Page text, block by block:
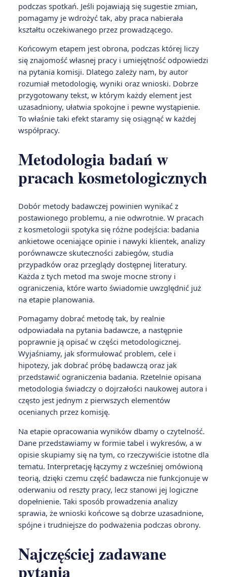
podczas spotkań. Jeśli pojawiają się sugestie zmian,
pomagamy je wdrożyć tak, aby praca nabierała
kształtu oczekiwanego przez prowadzącego.
Końcowym etapem jest obrona, podczas której liczy
się znajomość własnej pracy i umiejętność odpowiedzi
na pytania komisji. Dlatego zależy nam, by autor
rozumiał metodologię, wyniki oraz wnioski. Dobrze
przygotowany tekst, w którym każdy element jest
uzasadniony, ułatwia spokojne i pewne wystąpienie.
To właśnie taki efekt staramy się osiągnąć w każdej
współpracy.
Metodologia badań w
pracach kosmetologicznych
Dobór metody badawczej powinien wynikać z
postawionego problemu, a nie odwrotnie. W pracach
z kosmetologii spotyka się różne podejścia: badania
ankietowe oceniające opinie i nawyki klientek, analizy
porównawcze skuteczności zabiegów, studia
przypadków oraz przeglądy dostępnej literatury.
Każda z tych metod ma swoje mocne strony i
ograniczenia, które warto świadomie uwzględnić już
na etapie planowania.
Pomagamy dobrać metodę tak, by realnie
odpowiadała na pytania badawcze, a następnie
poprawnie ją opisać w części metodologicznej.
Wyjaśniamy, jak sformułować problem, cele i
hipotezy, jak dobrać próbę badawczą oraz jak
przedstawić ograniczenia badania. Rzetelnie opisana
metodologia świadczy o dojrzałości naukowej autora i
często jest jednym z pierwszych elementów
ocenianych przez komisję.
Na etapie opracowania wyników dbamy o czytelność.
Dane przedstawiamy w formie tabel i wykresów, a w
opisie skupiamy się na tym, co rzeczywiście istotne dla
tematu. Interpretację łączymy z wcześniej omówioną
teorią, dzięki czemu część badawcza nie funkcjonuje w
oderwaniu od reszty pracy, lecz stanowi jej logiczne
dopełnienie. Taki sposób prowadzenia analizy
sprawia, że wnioski końcowe są dobrze uzasadnione,
spójne i trudniejsze do podważenia podczas obrony.
Najczęściej zadawane
pytania